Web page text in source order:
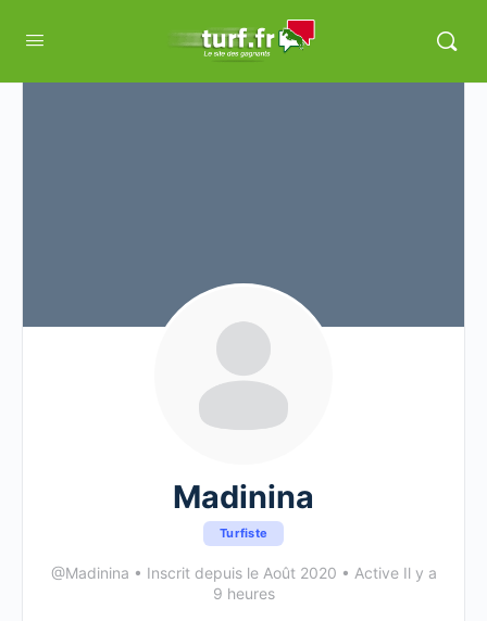
Madinina
Turfiste
@Madinina • Inscrit depuis le Août 2020 • Active Il y a
9 heures